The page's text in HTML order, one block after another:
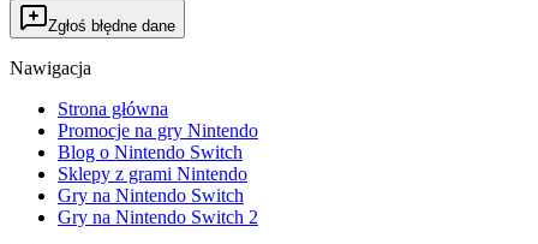
Zgłoś błędne dane
Nawigacja
Strona główna
Promocje na gry Nintendo
Blog o Nintendo Switch
Sklepy z grami Nintendo
Gry na Nintendo Switch
Gry na Nintendo Switch 2